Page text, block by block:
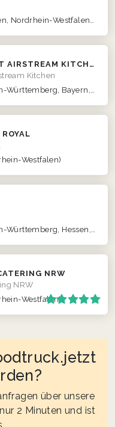
Westfalen, Rheinland-Pfalz, Saarland)
SILVERNUGGET AIRSTREAM KITCHEN
Kitchen
Bremen, Hamburg, Hessen, Mecklenburg-Vorpommern, Niedersachsen, Nordrhein-Westfalen, Rheinland-Pfalz, Saarland, Sachsen, Sachsen-Anhalt, Schleswig-Holstein, Thüringen)
Westfalen)
Hessen, Nordrhein-Westfalen, Rheinland-Pfalz)
NRW
NRW
Westfalen)
über unsere
2 Minuten und ist